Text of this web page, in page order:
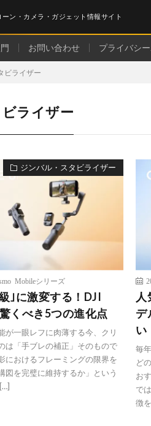
ーン・カメラ・ガジェット情報サイト
お問い合わせ プライバシ
ビライザー
ライザー
ジンバル・スタビライザー
Mobileシリーズ
｣に激変する！DJI
くべき5つの進化点
が一眼レフに肉薄する今、クリ
は「手ブレの補正」そのもので
におけるフレーミングの限界を
図を完璧に維持するか」という
人
デ
い
毎
ど
お
で
徴